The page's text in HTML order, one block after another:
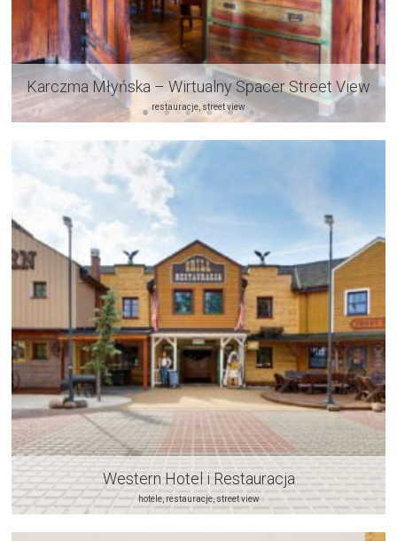
Karczma Młyńska – Wirtualny Spacer Street View
restauracje, street view
Western Hotel i Restauracja
hotele, restauracje, street view